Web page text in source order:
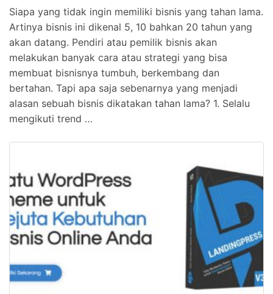
Siapa yang tidak ingin memiliki bisnis yang tahan lama.
Artinya bisnis ini dikenal 5, 10 bahkan 20 tahun yang
akan datang. Pendiri atau pemilik bisnis akan
melakukan banyak cara atau strategi yang bisa
membuat bisnisnya tumbuh, berkembang dan
bertahan. Tapi apa saja sebenarnya yang menjadi
alasan sebuah bisnis dikatakan tahan lama? 1. Selalu
mengikuti trend …